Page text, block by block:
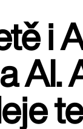
i
AI.